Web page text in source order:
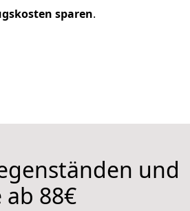
sparen.
und
88€